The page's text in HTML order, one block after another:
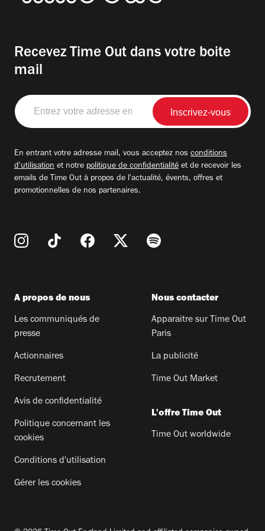
Recevez Time Out dans votre boite
mail
Entrez
votre
adresse
En entrant votre adresse mail, vous acceptez nos conditions
d'utilisation et notre politique de confidentialité et de recevoir les
emails de Time Out à propos de l'actualité, évents, offres et
promotionnelles de nos partenaires.
A propos de nous
Les communiqués de
presse
Actionnaires
Recrutement
Avis de confidentialité
Politique concernant les
cookies
Conditions d'utilisation
Gérer les cookies
Nous contacter
Apparaitre sur Time Out
Paris
La publicité
Time Out Market
L'offre Time Out
Time Out worldwide